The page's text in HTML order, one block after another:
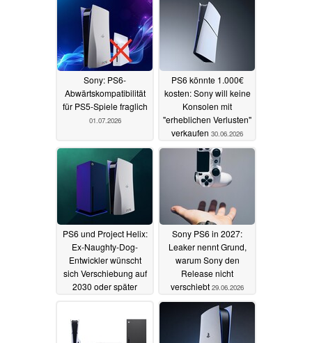
Sony: PS6-
Abwärtskompatibilität
für PS5-Spiele fraglich
01.07.2026
PS6 könnte 1.000€
kosten: Sony will keine
Konsolen mit
"erheblichen Verlusten"
verkaufen 30.06.2026
PS6 und Project Helix:
Ex-Naughty-Dog-
Entwickler wünscht
sich Verschiebung auf
2030 oder später
Sony PS6 in 2027:
Leaker nennt Grund,
warum Sony den
Release nicht
verschiebt 29.06.2026